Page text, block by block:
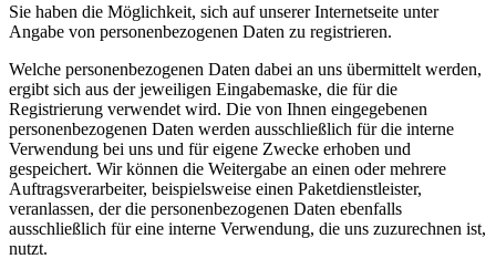
Sie haben die Möglichkeit, sich auf unserer Internetseite unter
Angabe von personenbezogenen Daten zu registrieren.
Welche personenbezogenen Daten dabei an uns übermittelt werden,
ergibt sich aus der jeweiligen Eingabemaske, die für die
Registrierung verwendet wird. Die von Ihnen eingegebenen
personenbezogenen Daten werden ausschließlich für die interne
Verwendung bei uns und für eigene Zwecke erhoben und
gespeichert. Wir können die Weitergabe an einen oder mehrere
Auftragsverarbeiter, beispielsweise einen Paketdienstleister,
veranlassen, der die personenbezogenen Daten ebenfalls
ausschließlich für eine interne Verwendung, die uns zuzurechnen ist,
nutzt.